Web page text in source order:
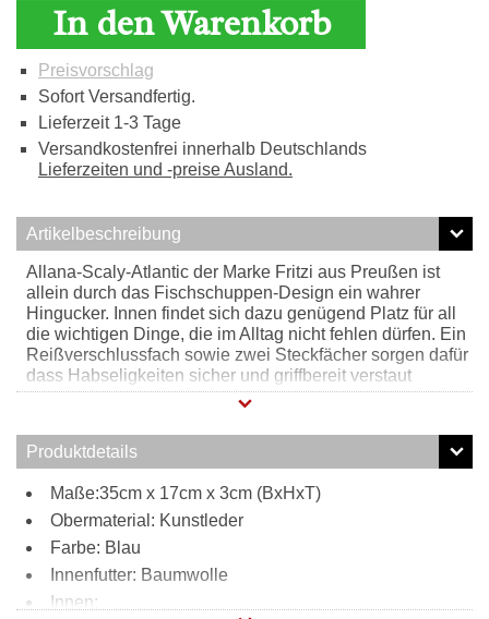
In den Warenkorb
Preisvorschlag
Sofort Versandfertig.
Lieferzeit 1-3 Tage
Versandkostenfrei innerhalb Deutschlands
Lieferzeiten und -preise Ausland.
Artikelbeschreibung
Allana-Scaly-Atlantic der Marke Fritzi aus Preußen ist
allein durch das Fischschuppen-Design ein wahrer
Hingucker. Innen findet sich dazu genügend Platz für all
die wichtigen Dinge, die im Alltag nicht fehlen dürfen. Ein
Reißverschlussfach sowie zwei Steckfächer sorgen dafür
dass Habseligkeiten sicher und griffbereit verstaut
werden können. Außen befindet sich ein weiteres
sorgt. Durch den verstell- und abnehmbaren Schultergurt
kann diese Umhängetasche auch als Clutch getragen
Produktdetails
Maße:35cm x 17cm x 3cm (BxHxT)
Obermaterial: Kunstleder
Farbe: Blau
Innenfutter: Baumwolle
Innen: